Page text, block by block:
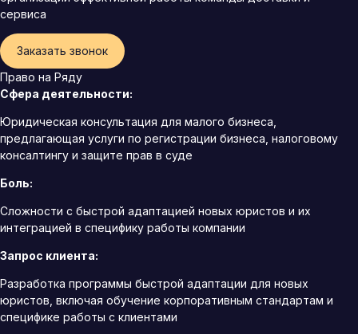
сервиса
Заказать звонок
Право на Ряду
Сфера деятельности:
Юридическая консультация для малого бизнеса,
предлагающая услуги по регистрации бизнеса, налоговому
консалтингу и защите прав в суде
Боль:
Сложности с быстрой адаптацией новых юристов и их
интеграцией в специфику работы компании
Запрос клиента:
Разработка программы быстрой адаптации для новых
юристов, включая обучение корпоративным стандартам и
специфике работы с клиентами